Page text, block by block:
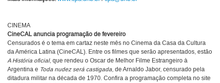
CINEMA
CineCAL anuncia programação de fevereiro
Censurados é o tema em cartaz neste mês no Cinema da Casa da Cultura
da América Latina (CineCAL). Entre os filmes que serão apresentados, estão
A História oficial, que rendeu o Oscar de Melhor Filme Estrangeiro à
Argentina e Toda nudez será castigada, de Arnaldo Jabor, censurado pela
ditadura militar na década de 1970. Confira a programação completa no site